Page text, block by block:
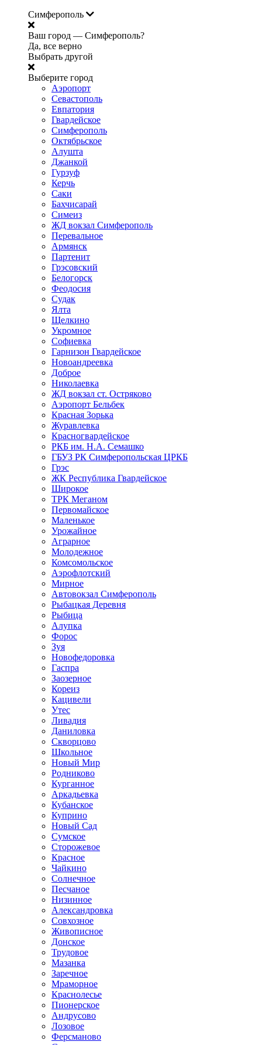
Симферополь
Ваш город — Симферополь?
Да, все верно
Выбрать другой
Выберите город
Аэропорт
Севастополь
Евпатория
Гвардейское
Симферополь
Октябрьское
Алушта
Джанкой
Гурзуф
Керчь
Саки
Бахчисарай
Симеиз
ЖД вокзал Симферополь
Перевальное
Армянск
Партенит
Грэсовский
Белогорск
Феодосия
Судак
Ялта
Щелкино
Укромное
Софиевка
Гарнизон Гвардейское
Новоандреевка
Доброе
Николаевка
ЖД вокзал ст. Остряково
Аэропорт Бельбек
Красная Зорька
Журавлевка
Красногвардейское
РКБ им. Н.А. Семашко
ГБУЗ РК Симферопольская ЦРКБ
Грэс
ЖК Республика Гвардейское
Широкое
ТРК Меганом
Первомайское
Маленькое
Урожайное
Аграрное
Молодежное
Комсомольское
Аэрофлотский
Мирное
Автовокзал Симферополь
Рыбацкая Деревня
Рыбица
Алупка
Форос
Зуя
Новофедоровка
Гаспра
Заозерное
Кореиз
Кацивели
Утес
Ливадия
Даниловка
Скворцово
Школьное
Новый Мир
Родниково
Курганное
Аркадьевка
Кубанское
Куприно
Новый Сад
Сумское
Сторожевое
Красное
Чайкино
Солнечное
Песчаное
Низинное
Александровка
Совхозное
Живописное
Донское
Трудовое
Мазанка
Заречное
Мраморное
Краснолесье
Пионерское
Андрусово
Лозовое
Ферсманово